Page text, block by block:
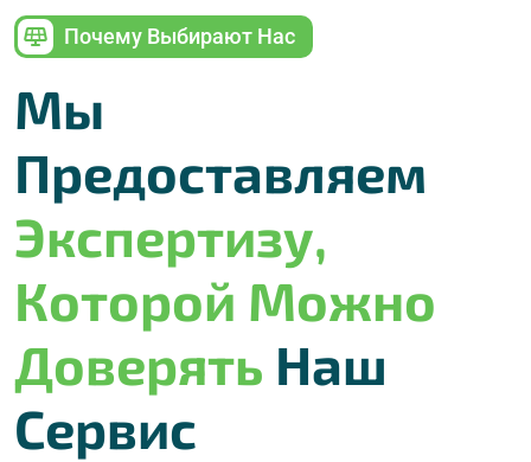
Почему Выбирают Нас
Мы
Предоставляем
Экспертизу,
Которой Можно
Доверять Наш
Сервис